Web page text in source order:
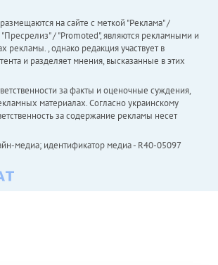
на сайте с меткой "Реклама" /
/ "Promoted", являются рекламными и
рекламы. , однако редакция участвует в
и разделяет мнения, высказанные в этих
за факты и оценочные суждения,
материалах. Согласно украинскому
за содержание рекламы несет
медиа; идентификатор медиа - R40-05097